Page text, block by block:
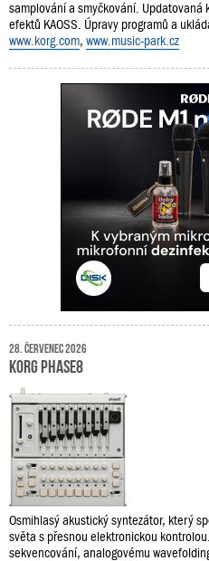
samplování a smyčkování. Updatovaná
efektů KAOSS. Úpravy programů a
www.korg.com, www.music-park.cz
28. červenec 2026
Korg phase8
Osmihlasý akustický syntezátor, který
světa s přesnou elektronickou
sekvencování, analogovému